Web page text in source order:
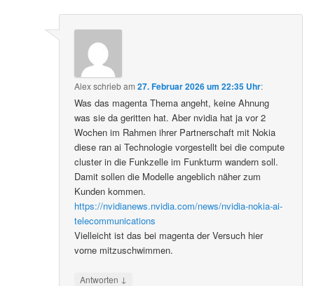
Alexschriebam27. Februar 2026 um 22:35 Uhr:
Was das magenta Thema angeht, keine Ahnung
was sie da geritten hat. Aber nvidia hat ja vor 2
Wochen im Rahmen ihrer Partnerschaft mit Nokia
diese ran ai Technologie vorgestellt bei die compute
cluster in die Funkzelle im Funkturm wandern soll.
Damit sollen die Modelle angeblich näher zum
Kunden kommen.
https://nvidianews.nvidia.com/news/nvidia-nokia-ai-
telecommunications
Vielleicht ist das bei magenta der Versuch hier
vorne mitzuschwimmen.
Antworten ↓